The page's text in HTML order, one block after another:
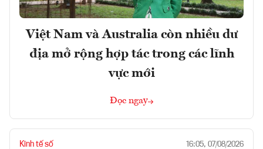
Việt Nam và Australia còn nhiều dư
địa mở rộng hợp tác trong các lĩnh
vực mới
Đọc ngay
Kinh tế số 16:05, 07/08/2026